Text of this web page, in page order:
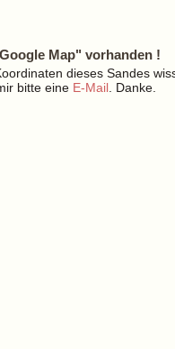
Map" vorhanden !
dieses Sandes
bitte eine E-Mail . Danke.